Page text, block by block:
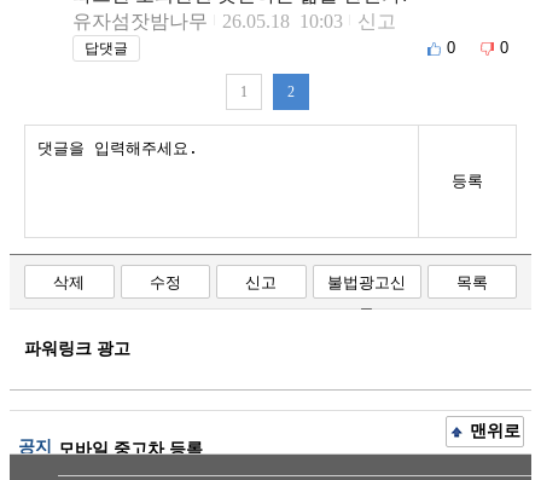
유자섬잣밤나무
26.05.18 10:03 신고
답댓글 0 0
1 2
등록
삭제 수정 신고
불법광고신
고
목록
파워링크 광고
공지 모바일 중고차 등록
맨위로